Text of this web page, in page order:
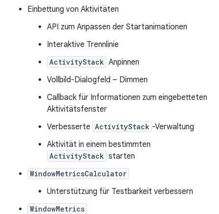
Einbettung von Aktivitäten
API zum Anpassen der Startanimationen
Interaktive Trennlinie
ActivityStack Anpinnen
Vollbild-Dialogfeld – Dimmen
Callback für Informationen zum eingebetteten
Aktivitätsfenster
Verbesserte ActivityStack -Verwaltung
Aktivität in einem bestimmten
ActivityStack starten
WindowMetricsCalculator
Unterstützung für Testbarkeit verbessern
WindowMetrics